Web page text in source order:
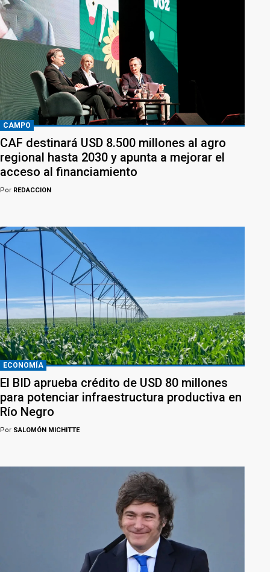
CAMPO
CAF destinará USD 8.500 millones al agro
regional hasta 2030 y apunta a mejorar el
acceso al financiamiento
Por REDACCION
ECONOMÍA
El BID aprueba crédito de USD 80 millones
para potenciar infraestructura productiva en
Río Negro
Por SALOMÓN MICHITTE